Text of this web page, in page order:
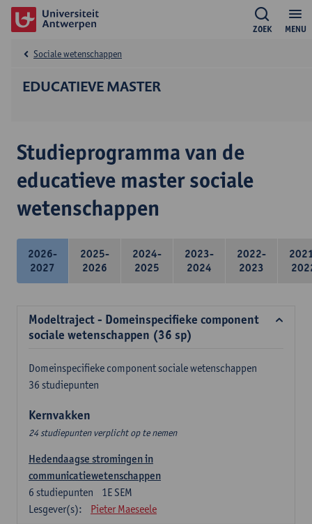
MENU
ZOEK
EDUCATIEVE MASTER
Sociale wetenschappen
Studieprogramma van de
educatieve master sociale
wetenschappen
2026-
2027
2025-
2026
2024-
2025
2023-
2024
2022-
2023
Modeltraject - Domeinspecifieke component
sociale wetenschappen (36 sp)
Domeinspecifieke component sociale wetenschappen
36 studiepunten
Kernvakken
24 studiepunten verplicht op te nemen
Hedendaagse stromingen in
communicatiewetenschappen
1E SEM
6 studiepunten
Lesgever(s):
Pieter Maeseele